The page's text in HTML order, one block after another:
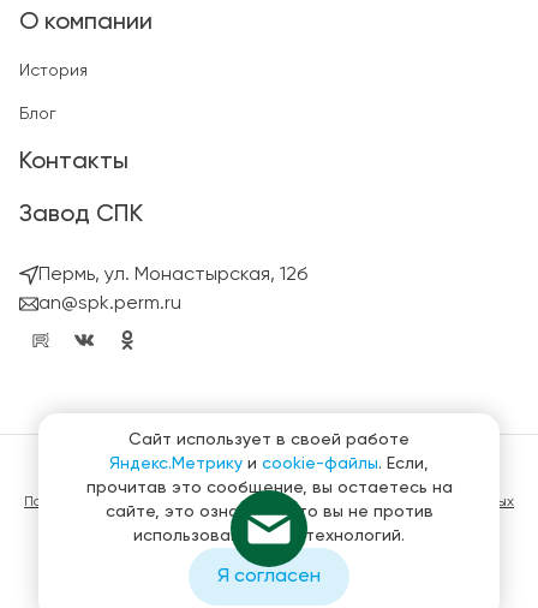
О компании
История
Блог
Контакты
Завод СПК
Пермь, ул. Монастырская, 12б
an@spk.perm.ru
© ГК СтройПанельКомплект 2023 – 2026
Политика конфиденциальности в отношении обработки персональных
данных
Материалы, представленные на сайте не являются публичной
офертой
Создание и продвижение сайтов
Сайт использует в своей работе
Яндекс.Метрику и cookie-файлы. Если,
прочитав это сообщение, вы остаетесь на
сайте, это означает, что вы не против
использования этих технологий.
Я согласен